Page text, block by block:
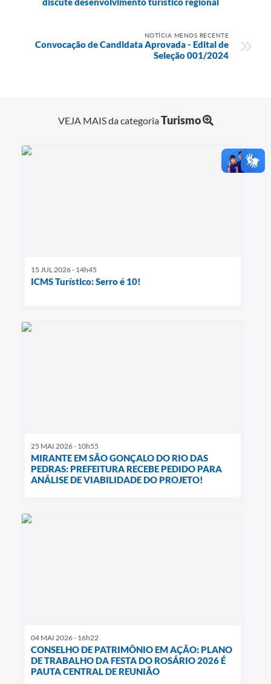
NOTÍCIA MENOS RECENTE
Convocação de Candidata Aprovada - Edital de
Seleção 001/2024
VEJA MAIS da categoriaTurismo
15 JUL 2026 - 14h45
ICMS Turístico: Serro é 10!
25 MAI 2026 - 10h55
MIRANTE EM SÃO GONÇALO DO RIO DAS
PEDRAS: PREFEITURA RECEBE PEDIDO PARA
ANÁLISE DE VIABILIDADE DO PROJETO!
04 MAI 2026 - 16h22
CONSELHO DE PATRIMÔNIO EM AÇÃO: PLANO
DE TRABALHO DA FESTA DO ROSÁRIO 2026 É
PAUTA CENTRAL DE REUNIÃO